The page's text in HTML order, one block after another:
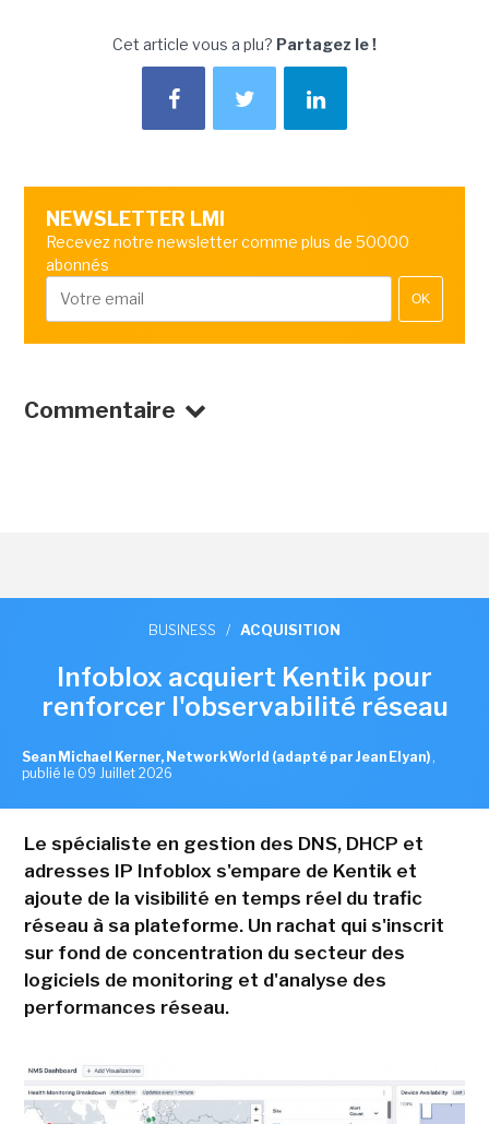
Cet article vous a plu? Partagez le !
NEWSLETTER LMI
Recevez notre newsletter comme plus de 50000
abonnés
OK
Commentaire
BUSINESS / ACQUISITION
Infoblox acquiert Kentik pour
renforcer l'observabilité réseau
Sean Michael Kerner, NetworkWorld (adapté par Jean Elyan) ,
publié le 09 Juillet 2026
Le spécialiste en gestion des DNS, DHCP et
adresses IP Infoblox s'empare de Kentik et
ajoute de la visibilité en temps réel du trafic
réseau à sa plateforme. Un rachat qui s'inscrit
sur fond de concentration du secteur des
logiciels de monitoring et d'analyse des
performances réseau.